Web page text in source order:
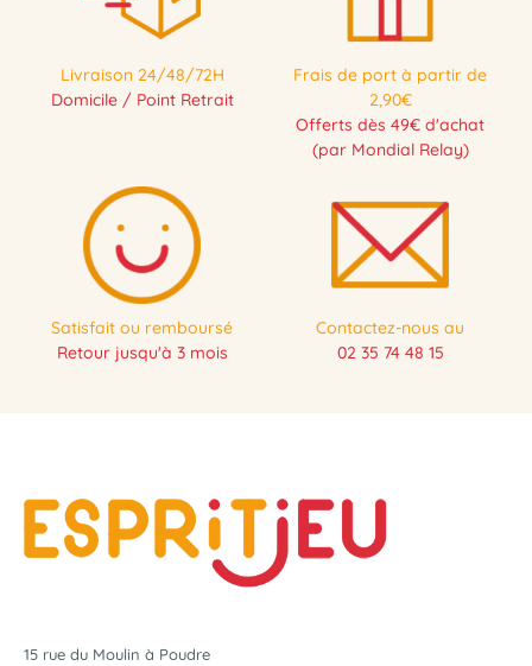
Livraison 24/48/72H
Domicile / Point Retrait
Frais de port à partir de
2,90€
Offerts dès 49€ d'achat
(par Mondial Relay)
Satisfait ou remboursé
Retour jusqu'à 3 mois
Contactez-nous au
02 35 74 48 15
15 rue du Moulin à Poudre